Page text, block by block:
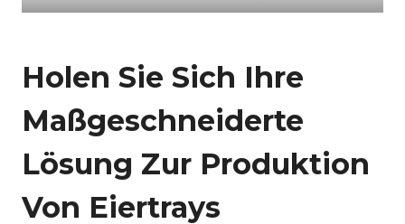
Holen Sie Sich Ihre
Maßgeschneiderte
Lösung Zur Produktion
Von Eiertrays